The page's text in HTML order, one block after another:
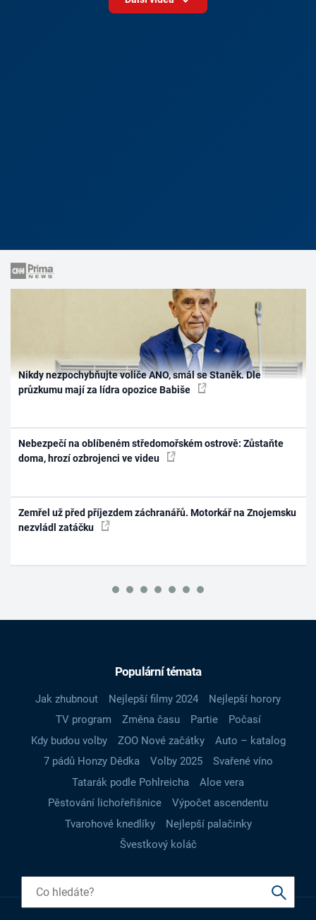
Nikdy nezpochybňujte voliče ANO, smál se Staněk. Dle
průzkumu mají za lídra opozice Babiše
Nebezpečí na oblíbeném středomořském ostrově: Zůstaňte
doma, hrozí ozbrojenci ve videu
Zemřel už před příjezdem záchranářů. Motorkář na Znojemsku
nezvládl zatáčku
Populární témata
Jak zhubnout Nejlepší filmy 2024
Nejlepší horory
TV program
Změna času Partie
Počasí
Kdy budou volby
ZOO Nové začátky
Auto – katalog
7 pádů Honzy Dědka
Volby 2025
Svařené víno
Tatarák podle Pohlreicha
Aloe vera
Pěstování lichořeřišnice
Výpočet ascendentu
Tvarohové knedlíky
Nejlepší palačinky
Švestkový koláč